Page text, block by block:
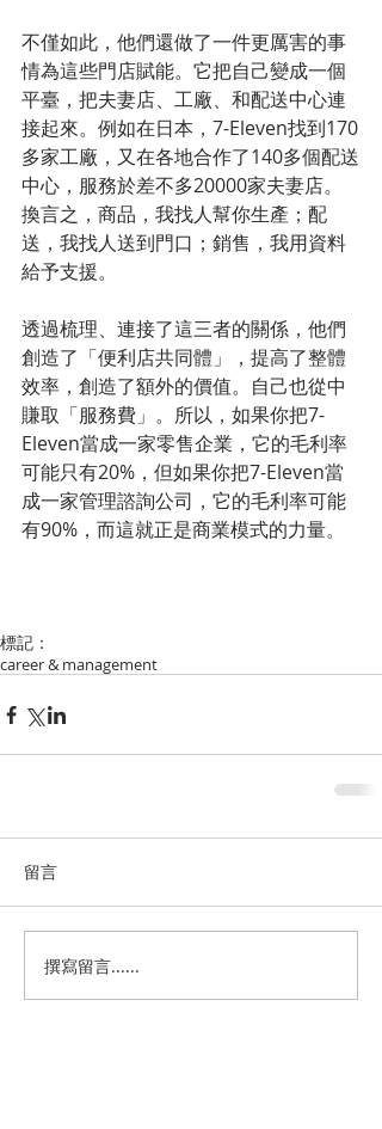
不僅如此，他們還做了一件更厲害的事
情為這些門店賦能。它把自己變成一個
平臺，把夫妻店、工廠、和配送中心連
接起來。例如在日本，7-Eleven找到170
多家工廠，又在各地合作了140多個配送
中心，服務於差不多20000家夫妻店。
換言之，商品，我找人幫你生產；配
送，我找人送到門口；銷售，我用資料
給予支援。
透過梳理、連接了這三者的關係，他們
創造了「便利店共同體」，提高了整體
效率，創造了額外的價值。自己也從中
賺取「服務費」。所以，如果你把7-
Eleven當成一家零售企業，它的毛利率
可能只有20%，但如果你把7-Eleven當
成一家管理諮詢公司，它的毛利率可能
有90%，而這就正是商業模式的力量。
標記：
career & management
留言
撰寫留言......